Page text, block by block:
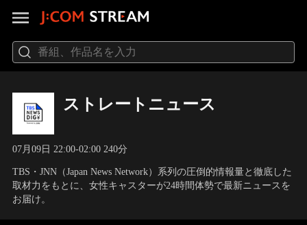
ストレートニュース
07月09日 22:00-02:00 240分
TBS・JNN（Japan News Network）系列の圧倒的情報量と徹底した
取材力をもとに、女性キャスターが24時間体勢で最新ニュースを
お届け。